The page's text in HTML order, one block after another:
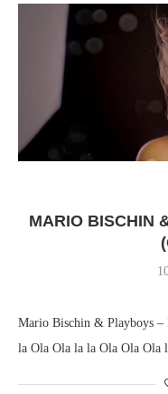
MARIO BISCHIN
Mario Bischin & Playboys –
la Ola Ola la la Ola Ola